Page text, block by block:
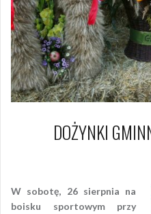
DOŻYNKI
W sobotę, 26 sierpnia na
boisku sportowym przy